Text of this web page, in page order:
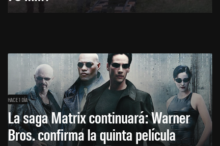
HACE 1 DÍA
La saga Matrix continuará: Warner
Bros. confirma la quinta película